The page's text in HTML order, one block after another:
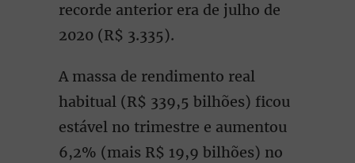
recorde anterior era de julho de
2020 (R$ 3.335).
A massa de rendimento real
habitual (R$ 339,5 bilhões) ficou
estável no trimestre e aumentou
6,2% (mais R$ 19,9 bilhões) no